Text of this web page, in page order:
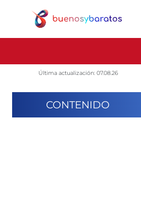
Última actualización: 07.08.26
CONTENIDO